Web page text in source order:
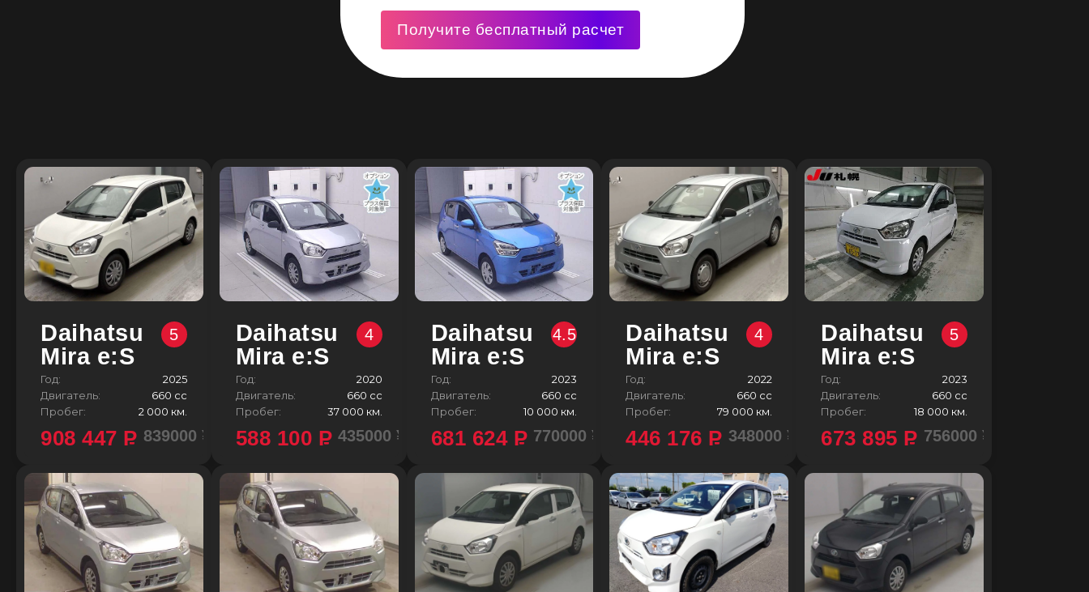
Получите бесплатный расчет
Daihatsu
Mira e:S
5
Год:
2025
Двигатель:
660 сс
Пробег:
2 000 км.
908 447 P 839000 ¥
Daihatsu
Mira e:S
4
Год:
2020
Двигатель:
660 сс
Пробег:
37 000 км.
588 100 P 435000 ¥
Daihatsu
Mira e:S
4.5
Год:
2023
Двигатель:
660 сс
Пробег:
10 000 км.
681 624 P 770000 ¥
Daihatsu
Mira e:S
4
Год:
2022
Двигатель:
660 сс
Пробег:
79 000 км.
446 176 P 348000 ¥
Daihatsu
Mira e:S
5
Год:
2023
Двигатель:
660 сс
Пробег:
18 000 км.
673 895 P 756000 ¥